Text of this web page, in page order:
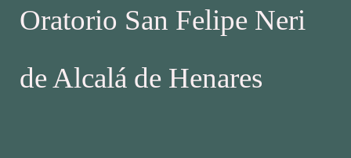
Oratorio San Felipe Neri
de Alcalá de Henares